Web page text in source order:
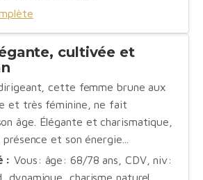
cultivée et
cette femme brune aux
et très féminine, ne fait
âge. Élégante et charismatique,
et son énergie...
: Vous: âge: 68/78 ans, CDV, niv:
dynamique, charisme naturel,